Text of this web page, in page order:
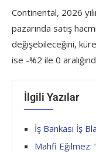
Continental, 2026
pazarında satış
değişebileceğini,
ise -%2 ile 0
İlgili Yazılar
İş Bankası İş
Mahfi Eğilmez: